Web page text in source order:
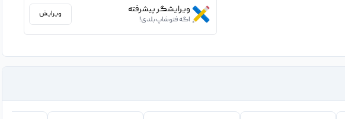
ویرایشگر پیشرفته
اگه فتوشاپ بلدی!
ویرایش